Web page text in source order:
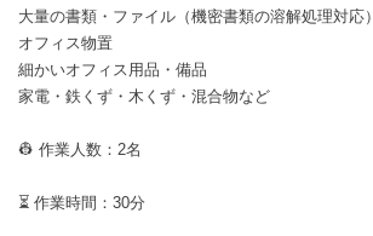
大量の書類・ファイル（機密書類の溶解処理対応）
オフィス物置
細かいオフィス用品・備品
家電・鉄くず・木くず・混合物など
👷 作業人数：2名
⏳ 作業時間：30分